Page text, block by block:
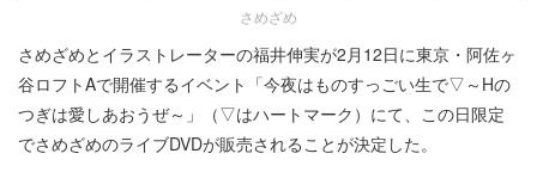
さめざめ
さめざめとイラストレーターの福井伸実が2月12日に東京・阿佐ヶ
谷ロフトAで開催するイベント「今夜はものすっごい生で▽～Hの
つぎは愛しあおうぜ～」（▽はハートマーク）にて、この日限定
でさめざめのライブDVDが販売されることが決定した。